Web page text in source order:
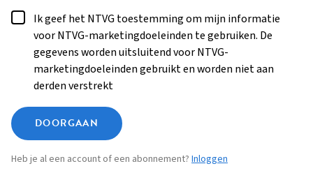
Ik geef het NTVG toestemming om mijn informatie
voor NTVG-marketingdoeleinden te gebruiken. De
gegevens worden uitsluitend voor NTVG-
marketingdoeleinden gebruikt en worden niet aan
derden verstrekt
DOORGAAN
Heb je al een account of een abonnement? Inloggen